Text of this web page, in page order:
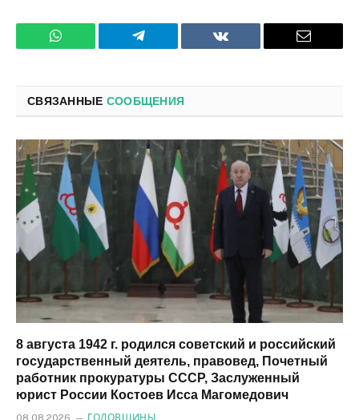
WhatsApp Телеграмм ВКонтакте
СВЯЗАННЫЕ СООБЩЕНИЯ
8 августа 1942 г. родился советский и российский
государственный деятель, правовед, Почетный
работник прокуратуры СССР, Заслуженный
юрист России Костоев Исса Магомедович
08.08.2026 ГОДОВЩИНЫ